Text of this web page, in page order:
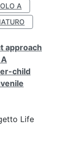
A
approach
child
Life